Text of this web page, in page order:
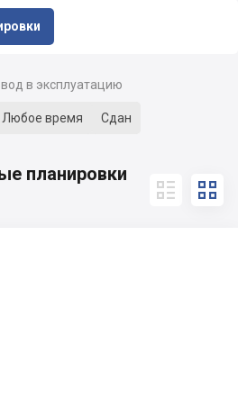
в эксплуатацию
Любое время Сдан
планировки
 